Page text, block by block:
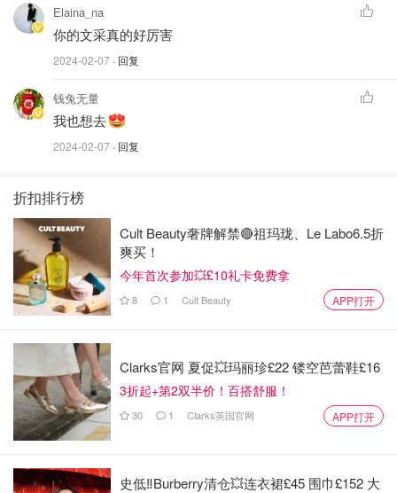
生鱼片100台币，相当于3美元，新鲜量足，这是让人吃到
还有绝对要去夜晚下的垦丁大街
Elaina_na
你的文采真的好厉害
2024-02-07 · 回复
钱兔无量
我也想去
2024-02-07 · 回复
折扣排行榜
Cult Beauty奢牌解禁🔴祖玛珑、Le Labo6.5折
爽买！
今年首次参加💥£10礼卡免费拿
8 1 Cult Beauty APP打开
Clarks官网 夏促💥玛丽珍£22 镂空芭蕾鞋£16
3折起+第2双半价！百搭舒服！
30 1 Clarks英国官网 APP打开
史低‼️Burberry清仓💥连衣裙£45 围巾£152 大